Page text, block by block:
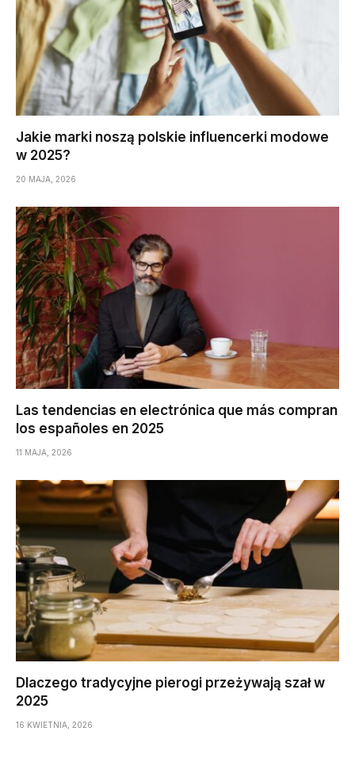
Jakie marki noszą polskie influencerki modowe
w 2025?
20 MAJA, 2026
Las tendencias en electrónica que más compran
los españoles en 2025
11 MAJA, 2026
Dlaczego tradycyjne pierogi przeżywają szał w
2025
16 KWIETNIA, 2026